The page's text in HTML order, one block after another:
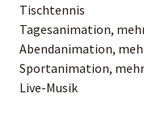
Tischtennis
Tagesanimation,
Abendanimation,
Sportanimation,
Live-Musik